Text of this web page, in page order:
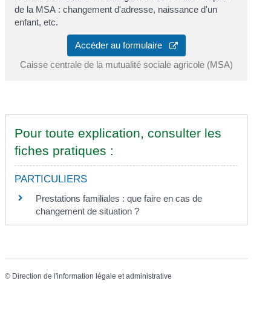
de la MSA : changement d'adresse, naissance d'un
enfant, etc.
Accéder au formulaire
Caisse centrale de la mutualité sociale agricole (MSA)
Pour toute explication, consulter les
fiches pratiques :
PARTICULIERS
Prestations familiales : que faire en cas de
changement de situation ?
© Direction de l'information légale et administrative